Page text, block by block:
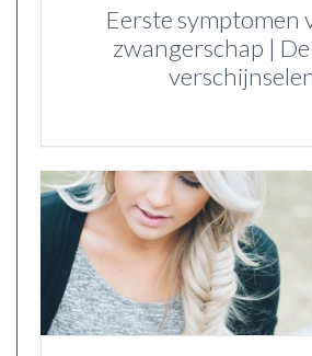
Eerste symptomen
zwangerschap |